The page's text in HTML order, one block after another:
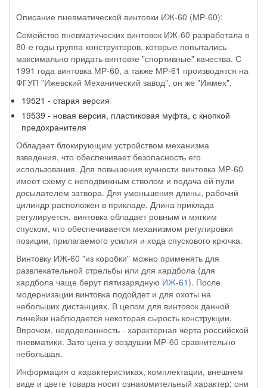
Описание пневматической винтовки ИЖ-60 (МР-60):
Семейство пневматических винтовок ИЖ-60 разработала в
80-е годы группа конструкторов, которые попытались
максимально придать винтовке "спортивные" качества. С
1991 года винтовка МР-60, а также МР-61 производятся на
ФГУП "Ижевский Механический завод", он же "Ижмех".
19521 - старая версия
19539 - новая версия, пластиковая муфта, с кнопкой
предохранителя
Обладает блокирующим устройством механизма
взведения, что обеспечивает безопасность его
использования. Для повышения кучности винтовка МР-60
имеет схему с неподвижным стволом и подача ей пули
досылателем затвора. Для уменьшения длины, рабочий
цилиндр расположен в прикладе. Длина приклада
регулируется, винтовка обладает ровным и мягким
спуском, что обеспечивается механизмом регулировки
позиции, прилагаемого усилия и хода спускового крючка.
Винтовку ИЖ-60 "из коробки" можно применять для
развлекательной стрельбы или для хардбола (для
хардбола чаще берут пятизарядную ИЖ-61). После
модернизации винтовка подойдет и для охоты на
небольших дистанциях. В целом для винтовок данной
линейки наблюдается некоторая сырость конструкции.
Впрочем, недоделанность - характерная черта российской
пневматики. Зато цена у воздушки МР-60 сравнительно
небольшая.
Информация о характеристиках, комплектации, внешнем
виде и цвете товара носит ознакомительный характер; они